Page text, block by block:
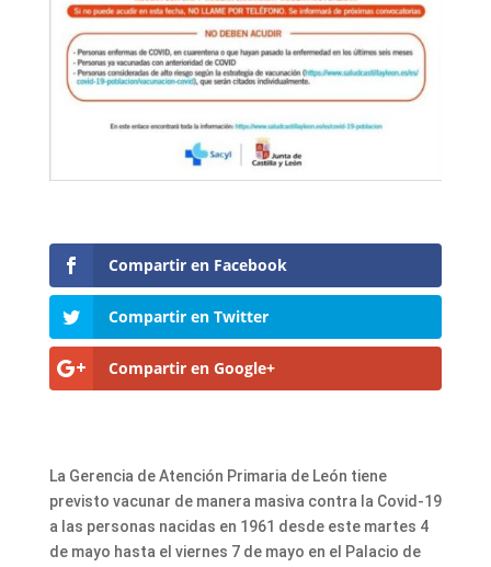
Compartir en Facebook
Compartir en Twitter
Compartir en Google+
La Gerencia de Atención Primaria de León tiene
previsto vacunar de manera masiva contra la Covid-19
a las personas nacidas en 1961 desde este martes 4
de mayo hasta el viernes 7 de mayo en el Palacio de